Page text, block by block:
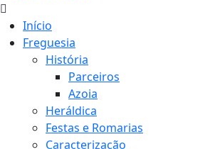
Início
Freguesia
História
Parceiros
Azoia
Heráldica
Festas e Romarias
Caracterização